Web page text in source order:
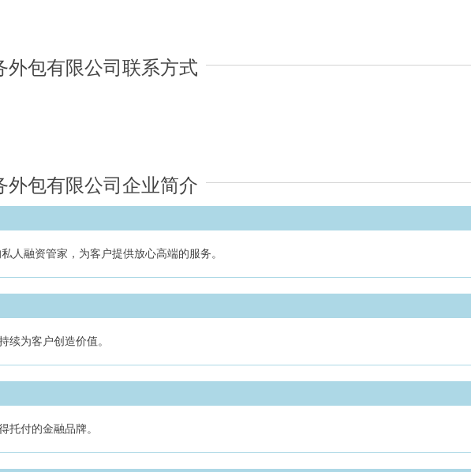
外包有限公司联系方式
外包有限公司企业简介
融资管家，为客户提供放心高端的服务。
续为客户创造价值。
托付的金融品牌。